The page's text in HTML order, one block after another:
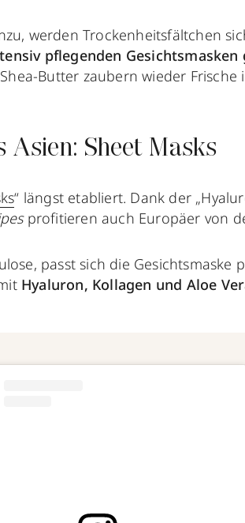
werden Trockenheitsfältchen
pflegenden Gesichtsmasken
Butter zaubern wieder Frische
Asien: Sheet Masks
“ längst etabliert. Dank der
profitieren auch Europäer von
passt sich die Gesichtsmaske
Hyaluron, Kollagen und Aloe